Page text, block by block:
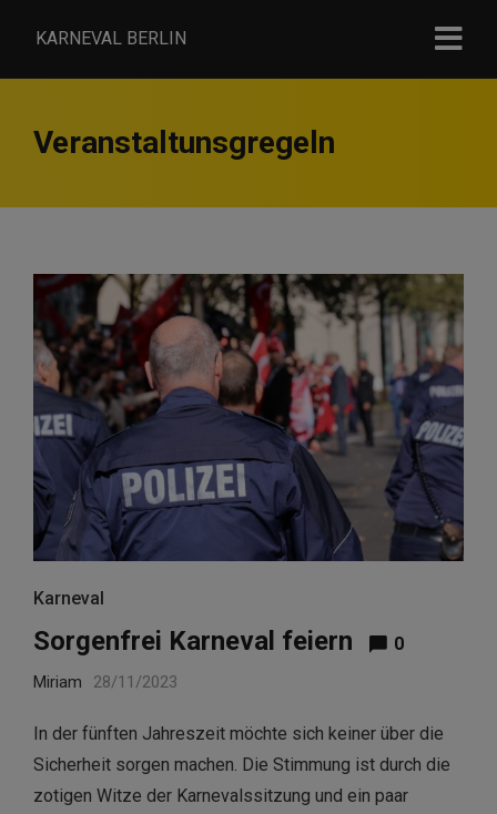
KARNEVAL BERLIN
Veranstaltunsgregeln
Karneval
Sorgenfrei Karneval feiern 0
Miriam 28/11/2023
In der fünften Jahreszeit möchte sich keiner über die
Sicherheit sorgen machen. Die Stimmung ist durch die
zotigen Witze der Karnevalssitzung und ein paar